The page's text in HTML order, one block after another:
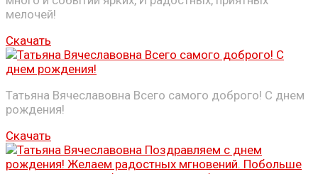
мелочей!
Скачать
Татьяна Вячеславовна Всего самого доброго! С днем
рождения!
Скачать